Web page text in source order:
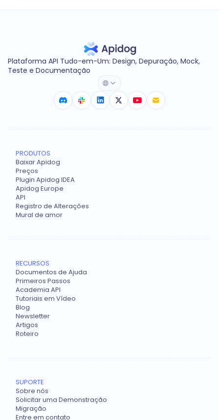
Plataforma API Tudo-em-Um: Design, Depuração, Mock,
Teste e Documentação
PRODUTOS
Baixar Apidog
Preços
Plugin Apidog IDEA
Apidog Europe
API
Registro de Alterações
Mural de amor
RECURSOS
Documentos de Ajuda
Primeiros Passos
Academia API
Tutoriais em Vídeo
Blog
Newsletter
Artigos
Roteiro
SUPORTE
Sobre nós
Solicitar uma Demonstração
Migração
Entre em contato